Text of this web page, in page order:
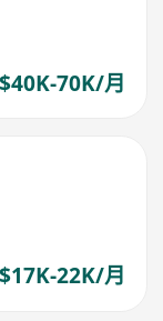
$40K-70K/月
$17K-22K/月